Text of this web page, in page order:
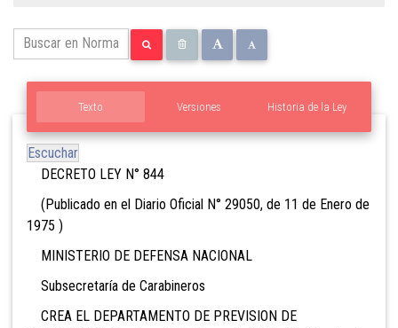
Texto Versiones Historia de la Ley
Escuchar
DECRETO LEY N° 844
(Publicado en el Diario Oficial N° 29050, de 11 de Enero de
1975 )
MINISTERIO DE DEFENSA NACIONAL
Subsecretaría de Carabineros
CREA EL DEPARTAMENTO DE PREVISION DE